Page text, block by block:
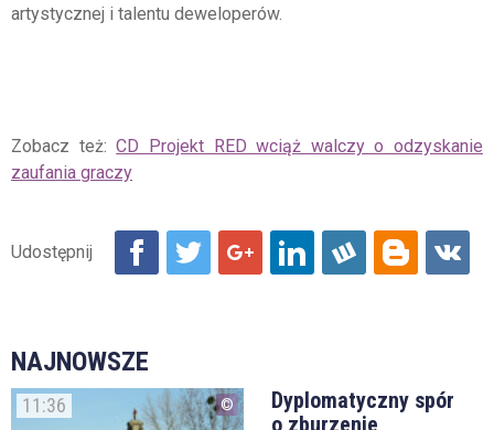
artystycznej i talentu deweloperów.
Zobacz też:CD Projekt RED wciąż walczy o odzyskanie
zaufania graczy
NAJNOWSZE
11:36
Dyplomatyczny spór
o zburzenie